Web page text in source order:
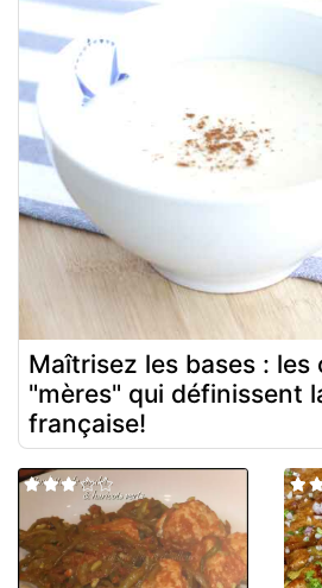
Maîtrisez les bases : les
"mères" qui définissent
française!